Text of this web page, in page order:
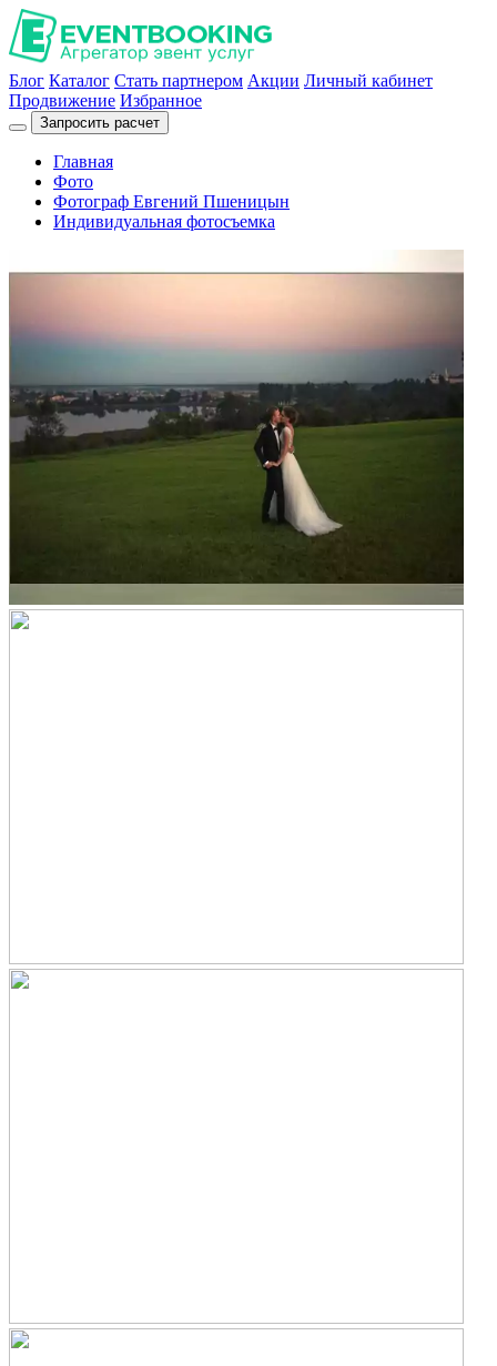
Блог Каталог Стать партнером Акции Личный кабинет
Продвижение Избранное
Запросить расчет
Главная
Фото
Фотограф Евгений Пшеницын
Индивидуальная фотосъемка